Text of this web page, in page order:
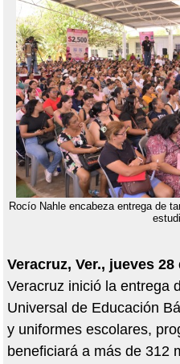
Rocío Nahle encabeza entrega de
Veracruz, Ver., jueves 28
Veracruz inició la entrega
Universal de Educación
y uniformes escolares,
beneficiará a más de 312